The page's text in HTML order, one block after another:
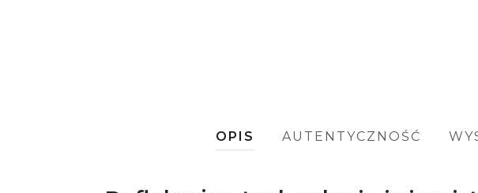
OPIS AUTENTYCZNOŚĆ